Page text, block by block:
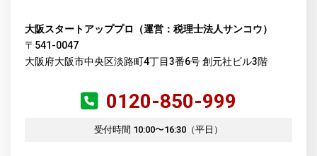
大阪スタートアッププロ（運営：税理士法人サンコウ）
〒541-0047
大阪府大阪市中央区淡路町4丁目3番6号 創元社ビル3階
0120-850-999
受付時間 10:00〜16:30（平日）